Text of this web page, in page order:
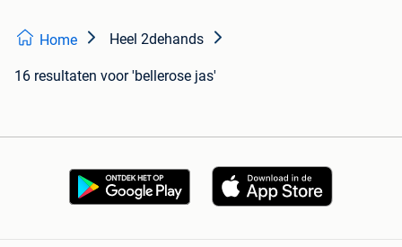
Home Heel 2dehands
16 resultaten voor 'bellerose jas'